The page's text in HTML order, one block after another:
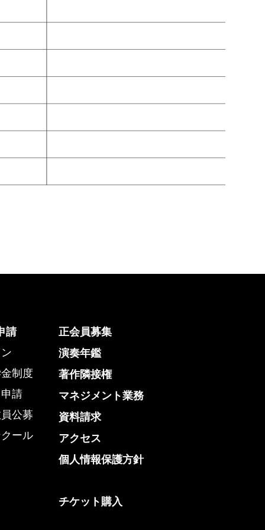
請
制度
請
公募
ール
正会員募集
演奏年鑑
著作隣接権
マネジメント業務
資料請求
アクセス
個人情報保護方針
チケット購入